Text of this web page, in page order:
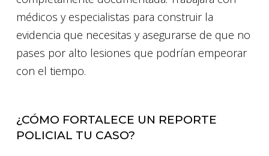
médicos y especialistas para construir la
evidencia que necesitas y asegurarse de que no
pases por alto lesiones que podrían empeorar
con el tiempo.
¿CÓMO FORTALECE UN REPORTE
POLICIAL TU CASO?